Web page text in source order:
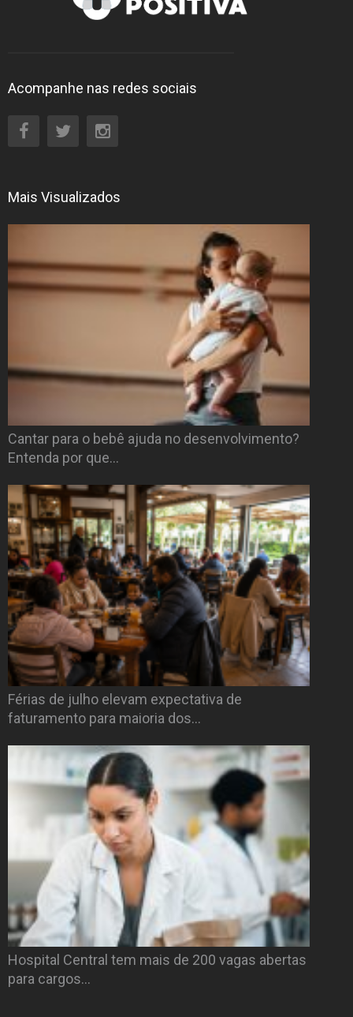
Acompanhe nas redes sociais
Mais Visualizados
Cantar para o bebê ajuda no desenvolvimento?
Entenda por que…
Férias de julho elevam expectativa de
faturamento para maioria dos…
Hospital Central tem mais de 200 vagas abertas
para cargos…